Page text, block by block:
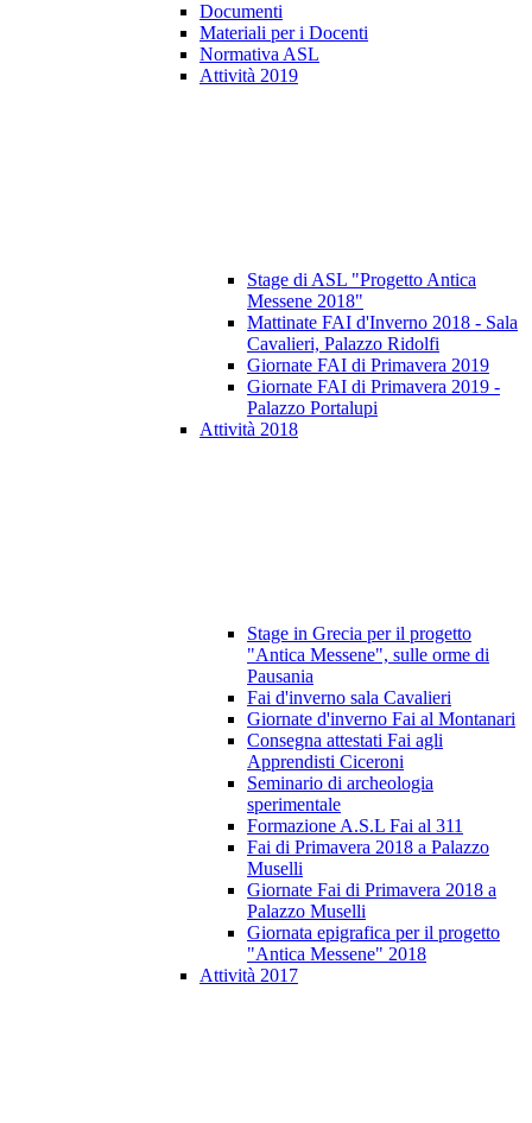
Documenti
Materiali per i Docenti
Normativa ASL
Attività 2019
Stage di ASL "Progetto Antica
Messene 2018"
Mattinate FAI d'Inverno 2018 - Sala
Cavalieri, Palazzo Ridolfi
Giornate FAI di Primavera 2019
Giornate FAI di Primavera 2019 -
Palazzo Portalupi
Attività 2018
Stage in Grecia per il progetto
"Antica Messene", sulle orme di
Pausania
Fai d'inverno sala Cavalieri
Giornate d'inverno Fai al Montanari
Consegna attestati Fai agli
Apprendisti Ciceroni
Seminario di archeologia
sperimentale
Formazione A.S.L Fai al 311
Fai di Primavera 2018 a Palazzo
Muselli
Giornate Fai di Primavera 2018 a
Palazzo Muselli
Giornata epigrafica per il progetto
"Antica Messene" 2018
Attività 2017